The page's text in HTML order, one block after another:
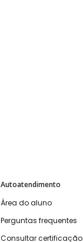
Autoatendimento
Área do aluno
Perguntas frequentes
Consultar certificação